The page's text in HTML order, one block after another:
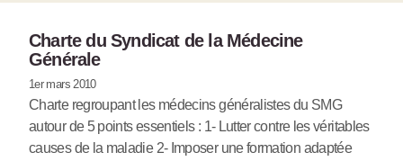
Charte du Syndicat de la Médecine
Générale
1er mars 2010
Charte regroupant les médecins généralistes du SMG
autour de 5 points essentiels : 1- Lutter contre les véritables
causes de la maladie 2- Imposer une formation adaptée